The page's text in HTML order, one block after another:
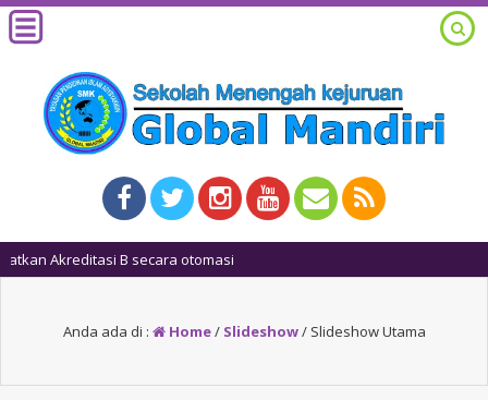
Anda ada di : Home/ Slideshow/ Slideshow Utama